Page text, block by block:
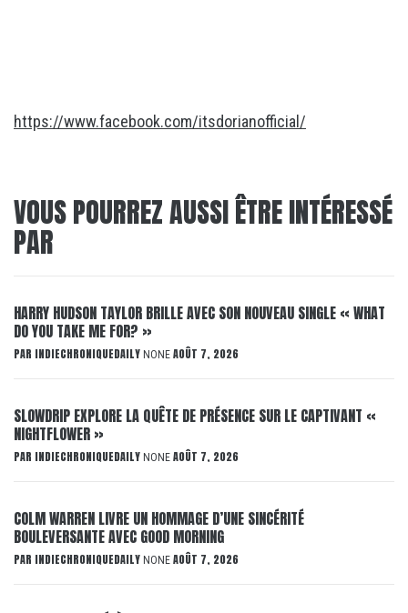
https://www.facebook.com/itsdorianofficial/
VOUS POURREZ AUSSI ÊTRE INTÉRESSÉ
PAR
HARRY HUDSON TAYLOR BRILLE AVEC SON NOUVEAU SINGLE « WHAT
DO YOU TAKE ME FOR? »
PAR INDIECHRONIQUEDAILY NONE AOÛT 7, 2026
SLOWDRIP EXPLORE LA QUÊTE DE PRÉSENCE SUR LE CAPTIVANT «
NIGHTFLOWER »
PAR INDIECHRONIQUEDAILY NONE AOÛT 7, 2026
COLM WARREN LIVRE UN HOMMAGE D’UNE SINCÉRITÉ
BOULEVERSANTE AVEC GOOD MORNING
PAR INDIECHRONIQUEDAILY NONE AOÛT 7, 2026